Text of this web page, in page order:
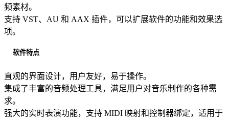
频素材。
支持 VST、AU 和 AAX 插件，可以扩展软件的功能和效果选
项。
软件特点
直观的界面设计，用户友好，易于操作。
集成了丰富的音频处理工具，满足用户对音乐制作的各种需
求。
强大的实时表演功能，支持 MIDI 映射和控制器绑定，适用于